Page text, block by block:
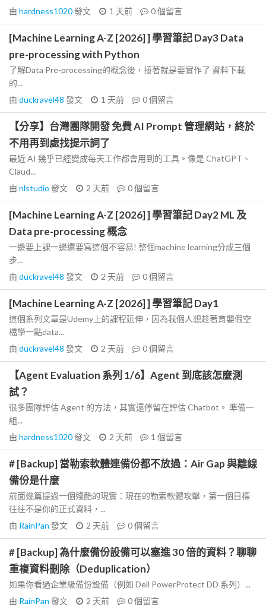
由 hardness1020發文 1 天前 0個留言
[Machine Learning A-Z [2026] ] 學習筆記 Day3 Data
pre-processing with Python
了解Data Pre-processing的概念後，接著就是要實作了 資料下載
的...
由 duckravel48 發文 1 天前 0個留言
【分享】台灣團隊開發 免費 AI Prompt 管理網站，終於
不用再到處找提示詞了
最近 AI 幾乎已經變成每天工作都會用到的工具。像是 ChatGPT、
Claud...
由 nlstudio 發文 2 天前 0個留言
[Machine Learning A-Z [2026] ] 學習筆記 Day2 ML 及
Data pre-processing 概念
一邊要上課一邊還要寫這個不容易! 整個machine learning分成三個
步...
由 duckravel48 發文 2 天前 0個留言
[Machine Learning A-Z [2026] ] 學習筆記 Day1
這個系列文章是Udemy上的課程延伸，因為我個人想趁著育嬰假空
檔學一點data...
由 duckravel48 發文 2 天前 0個留言
【Agent Evaluation 系列 1/6】Agent 到底該怎麼測
試？
很多團隊評估 Agent 的方法，其實還停留在評估 Chatbot。 準備一
組...
由 hardness1020發文 2 天前 1 個留言
# [Backup] 當勒索軟體連備份都不放過：Air Gap 與離線
備份是什麼
前面幾篇提過一個殘酷的現實：現在的勒索軟體攻擊，第一個目標
往往不是你的正式資料，...
由 RainPan 發文 2 天前 0個留言
# [Backup] 為什麼備份設備可以塞進 30 倍的資料？聊聊
重複資料刪除（Deduplication）
如果你看過企業級備份設備（例如 Dell PowerProtect DD 系列）...
由 RainPan 發文 2 天前 0個留言